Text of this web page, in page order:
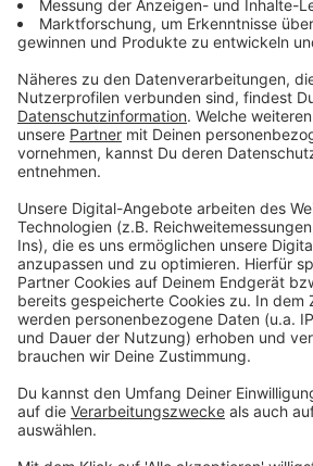
melden. Das geht telefonisch unter
per Mail unter
Anzeige
Weitere Meldungen aus
Veranstalter ziehen Bilanz zu
Weihnachtsmärkten
Leverkusen: Steigende Nachfrage
Fahrradparkhaus
Wilde Müllentsorgung in
drastisch zu